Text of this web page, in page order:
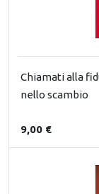
Chiamati alla
nello scambio
9,00 €